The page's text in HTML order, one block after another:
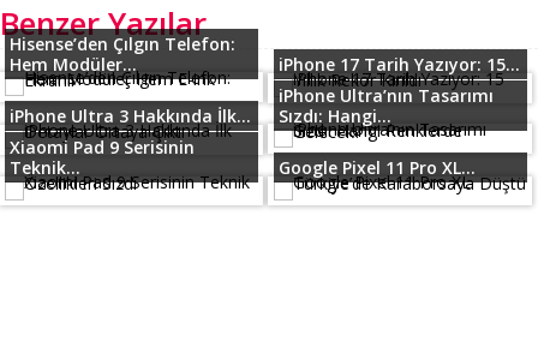
Benzer Yazılar
Hisense’den Çılgın Telefon:
Hem Modüler...
iPhone 17 Tarih Yazıyor: 15...
iPhone Ultra 3 Hakkında İlk...
iPhone Ultra’nın Tasarımı
Sızdı: Hangi...
Xiaomi Pad 9 Serisinin
Teknik...
Google Pixel 11 Pro XL...